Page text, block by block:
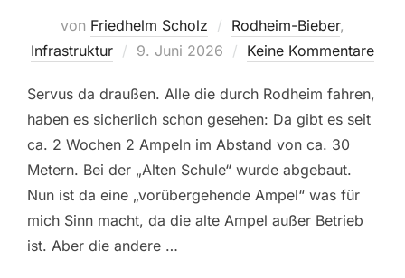
von Friedhelm Scholz Rodheim-Bieber,
Infrastruktur
Veröffentlicht
9. Juni 2026 Keine Kommentare
Servus da draußen. Alle die durch Rodheim fahren,
haben es sicherlich schon gesehen: Da gibt es seit
ca. 2 Wochen 2 Ampeln im Abstand von ca. 30
Metern. Bei der „Alten Schule“ wurde abgebaut.
Nun ist da eine „vorübergehende Ampel“ was für
mich Sinn macht, da die alte Ampel außer Betrieb
ist. Aber die andere …